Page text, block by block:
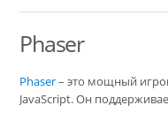
Phaser
Phaser– это мощный
JavaScript. Он